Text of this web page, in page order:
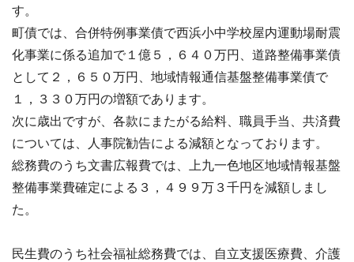
す。
町債では、合併特例事業債で西浜小中学校屋内運動場耐震
化事業に係る追加で１億５，６４０万円、道路整備事業債
として２，６５０万円、地域情報通信基盤整備事業債で
１，３３０万円の増額であります。
次に歳出ですが、各款にまたがる給料、職員手当、共済費
については、人事院勧告による減額となっております。
総務費のうち文書広報費では、上九一色地区地域情報基盤
整備事業費確定による３，４９９万３千円を減額しまし
た。
民生費のうち社会福祉総務費では、自立支援医療費、介護